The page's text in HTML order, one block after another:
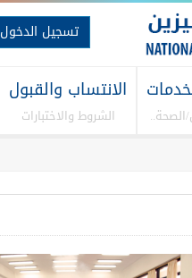
تسجيل الدخول
الانتساب والقبول
الشروط والاختبارات